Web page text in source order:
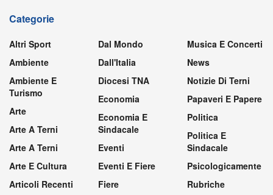
Categorie
Altri Sport
Ambiente
Ambiente E
Turismo
Arte
Arte A Terni
Arte A Terni
Arte E Cultura
Articoli Recenti
Dal Mondo
Dall'Italia
Diocesi TNA
Economia
Economia E
Sindacale
Eventi
Eventi E Fiere
Fiere
Musica E Concerti
News
Notizie Di Terni
Papaveri E Papere
Politica
Politica E
Sindacale
Psicologicamente
Rubriche